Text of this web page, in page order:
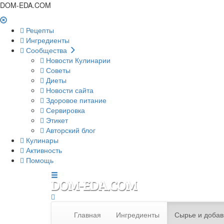
DOM-EDA.COM
Рецепты
Ингредиенты
Сообщества
Новости Кулинарии
Советы
Диеты
Новости сайта
Здоровое питание
Сервировка
Этикет
Авторский блог
Кулинары
Активность
Помощь
Главная Ингредиенты Сырье и